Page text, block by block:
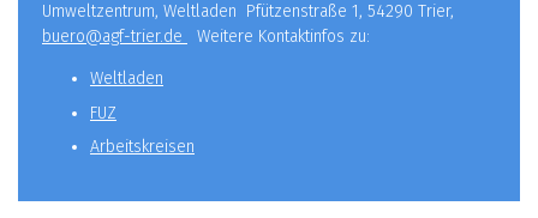
Umweltzentrum, Weltladen Pfützenstraße 1, 54290 Trier,
buero@agf-trier.de
Weitere Kontaktinfos zu:
Weltladen
FUZ
Arbeitskreisen